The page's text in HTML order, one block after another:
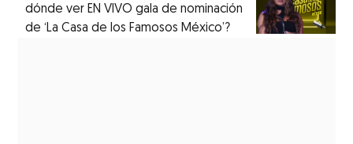
dónde ver EN VIVO gala de nominación
de ‘La Casa de los Famosos México’?